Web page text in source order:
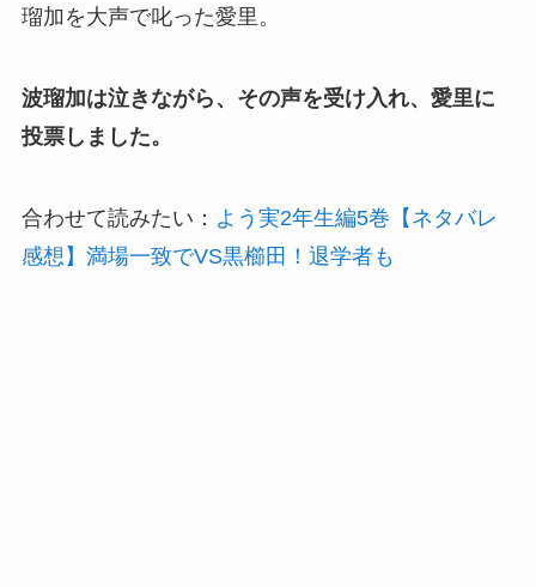
瑠加を大声で叱った愛里。
波瑠加は泣きながら、その声を受け入れ、愛里に
投票しました。
合わせて読みたい： よう実2年生編5巻【ネタバレ
感想】満場一致でVS黒櫛田！退学者も